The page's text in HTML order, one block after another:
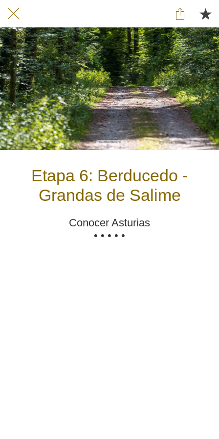
Etapa 6: Berducedo -
Grandas de Salime
Conocer Asturias
• • • • •